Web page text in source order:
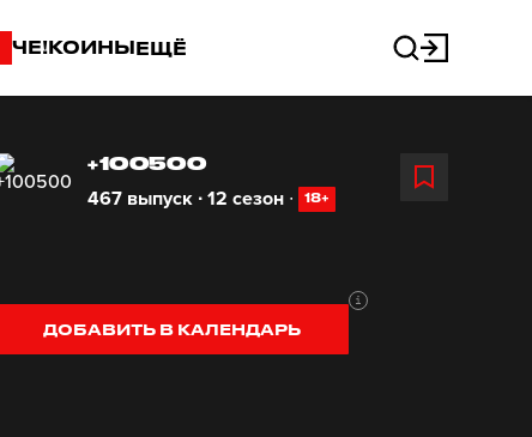
ЧЕ!КОИНЫЕЩЁ
+100500
467 выпуск ∙ 12 сезон ∙ 18+
ДОБАВИТЬ В КАЛЕНДАРЬ